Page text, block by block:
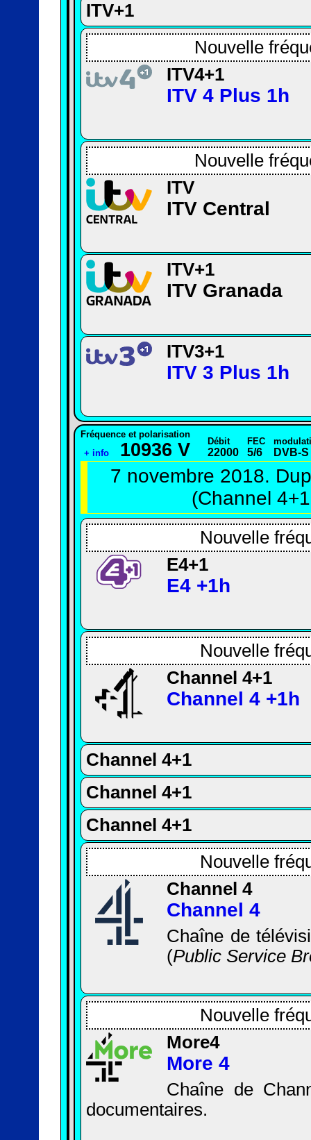
ITV+1
Nouvelle
ITV4+1
ITV 4 Plus 1h
Nouvelle
ITV
ITV Central
ITV+1
ITV Granada
ITV3+1
ITV 3 Plus 1h
Fréquence et polarisation
+ info 10936 V Débit
22000
FEC
5/6 DVB-
7 novembre 2018.
(Channel
Nouvelle
E4+1
E4 +1h
Nouvelle
Channel 4+1
Channel 4 +1h
Channel 4+1
Channel 4+1
Channel 4+1
Nouvelle
Channel 4
Channel 4
Chaîne de
(Public Service
Nouvelle
More4
More 4
Chaîne de
documentaires.